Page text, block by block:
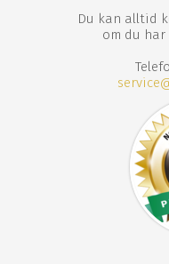
Du kan alltid
om du